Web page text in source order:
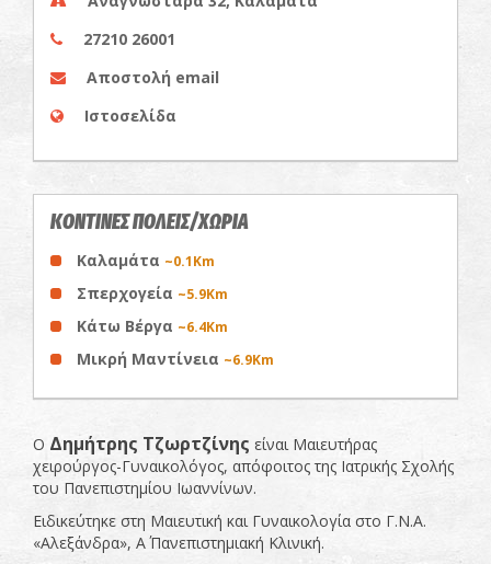
27210 26001
Αποστολή email
Ιστοσελίδα
ΚΟΝΤΙΝΕΣ ΠΟΛΕΙΣ/ΧΩΡΙΑ
Καλαμάτα ~0.1Km
Σπερχογεία ~5.9Km
Κάτω Βέργα ~6.4Km
Μικρή Μαντίνεια ~6.9Km
Ο Δημήτρης Τζωρτζίνης είναι Μαιευτήρας
χειρούργος-Γυναικολόγος, απόφοιτος της Ιατρικής Σχολής
του Πανεπιστημίου Ιωαννίνων.
Ειδικεύτηκε στη Μαιευτική και Γυναικολογία στο Γ.Ν.Α.
«Αλεξάνδρα», Α΄ Πανεπιστημιακή Κλινική.